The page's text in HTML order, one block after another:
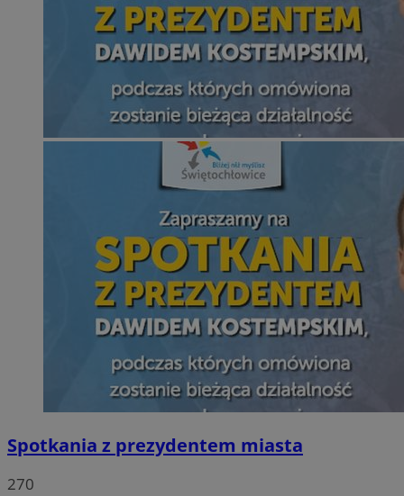
Spotkania z prezydentem miasta
270